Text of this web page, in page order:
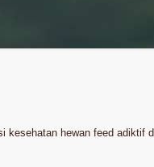
kesehatan hewan feed adiktif